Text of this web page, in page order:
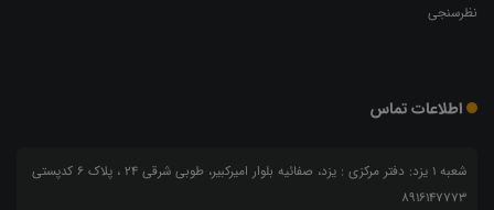
نظرسنجی
اطلاعات تماس
شعبه 1 یزد: دفتر مرکزی : یزد، صفائیه بلوار امیرکبیر، طوبی شرقی 24 ، پلاک 6 کدپستی
8916147773